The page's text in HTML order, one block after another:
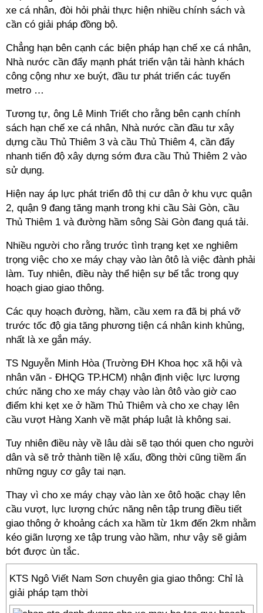
xe cá nhân, đòi hỏi phải thực hiện nhiều chính sách và
cần có giải pháp đồng bộ.
Chẳng hạn bên cạnh các biện pháp hạn chế xe cá nhân,
Nhà nước cần đẩy mạnh phát triển vận tải hành khách
công cộng như xe buýt, đầu tư phát triển các tuyến
metro …
Tương tự, ông Lê Minh Triết cho rằng bên cạnh chính
sách hạn chế xe cá nhân, Nhà nước cần đầu tư xây
dựng cầu Thủ Thiêm 3 và cầu Thủ Thiêm 4, cần đẩy
nhanh tiến độ xây dựng sớm đưa cầu Thủ Thiêm 2 vào
sử dụng.
Hiện nay áp lực phát triển đô thị cư dân ở khu vực quận
2, quận 9 đang tăng mạnh trong khi cầu Sài Gòn, cầu
Thủ Thiêm 1 và đường hầm sông Sài Gòn đang quá tải.
Nhiều người cho rằng trước tình trạng kẹt xe nghiêm
trọng việc cho xe máy chạy vào làn ôtô là việc đành phải
làm. Tuy nhiên, điều này thể hiện sự bế tắc trong quy
hoạch giao giao thông.
Các quy hoạch đường, hầm, cầu xem ra đã bị phá vỡ
trước tốc độ gia tăng phương tiện cá nhân kinh khủng,
nhất là xe gắn máy.
TS Nguyễn Minh Hòa (Trường ĐH Khoa học xã hội và
nhân văn - ĐHQG TP.HCM) nhận định việc lực lượng
chức năng cho xe máy chạy vào làn ôtô vào giờ cao
điểm khi kẹt xe ở hầm Thủ Thiêm và cho xe chạy lên
cầu vượt Hàng Xanh về mặt pháp luật là không sai.
Tuy nhiên điều này về lâu dài sẽ tạo thói quen cho người
dân và sẽ trở thành tiền lệ xấu, đồng thời cũng tiềm ẩn
những nguy cơ gây tai nạn.
Thay vì cho xe máy chạy vào làn xe ôtô hoặc chạy lên
cầu vượt, lực lượng chức năng nên tập trung điều tiết
giao thông ở khoảng cách xa hầm từ 1km đến 2km nhằm
kéo giãn lượng xe tập trung vào hầm, như vậy sẽ giảm
bớt được ùn tắc.
KTS Ngô Viết Nam Sơn chuyên gia giao thông: Chỉ là
giải pháp tạm thời